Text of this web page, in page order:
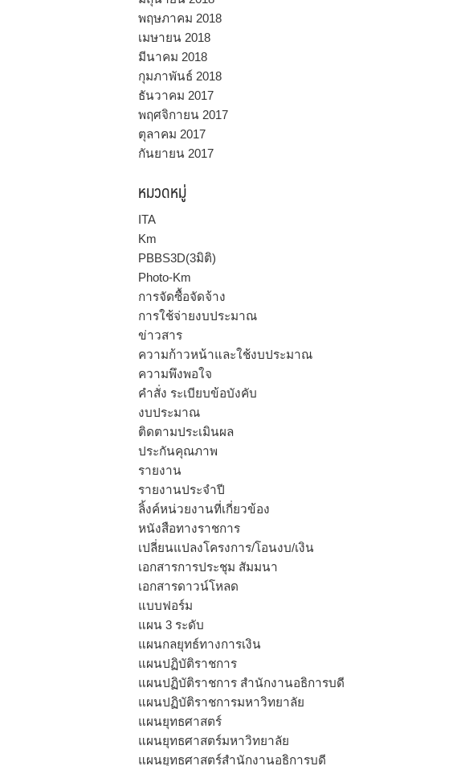
พฤษภาคม 2018
เมษายน 2018
มีนาคม 2018
กุมภาพันธ์ 2018
ธันวาคม 2017
พฤศจิกายน 2017
ตุลาคม 2017
กันยายน 2017
หมวดหมู่
ITA
Km
PBBS3D(3มิติ)
Photo-Km
การจัดซื้อจัดจ้าง
การใช้จ่ายงบประมาณ
ข่าวสาร
ความก้าวหน้าและใช้งบประมาณ
ความพึงพอใจ
คำสั่ง ระเบียบข้อบังคับ
งบประมาณ
ติดตามประเมินผล
ประกันคุณภาพ
รายงาน
รายงานประจำปี
ลิ้งค์หน่วยงานที่เกี่ยวข้อง
หนังสือทางราชการ
เปลี่ยนแปลงโครงการ/โอนงบ/เงิน
เอกสารการประชุม สัมมนา
เอกสารดาวน์โหลด
แบบฟอร์ม
แผน 3 ระดับ
แผนกลยุทธ์ทางการเงิน
แผนปฏิบัติราชการ
แผนปฏิบัติราชการ สำนักงานอธิการบดี
แผนปฏิบัติราชการมหาวิทยาลัย
แผนยุทธศาสตร์
แผนยุทธศาสตร์มหาวิทยาลัย
แผนยุทธศาสตร์สำนักงานอธิการบดี